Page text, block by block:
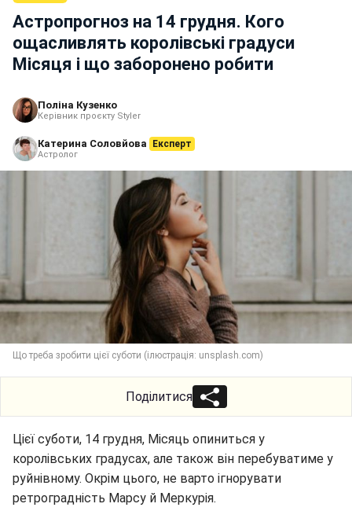
Астропрогноз на 14 грудня. Кого
ощасливлять королівські градуси
Місяця і що заборонено робити
Поліна Кузенко
Керівник проєкту Styler
Катерина Соловйова Експерт
Астролог
Що треба зробити цієї суботи (ілюстрація: unsplash.com)
Поділитися
Цієї суботи, 14 грудня, Місяць опиниться у
королівських градусах, але також він перебуватиме у
руйнівному. Окрім цього, не варто ігнорувати
ретроградність Марсу й Меркурія.